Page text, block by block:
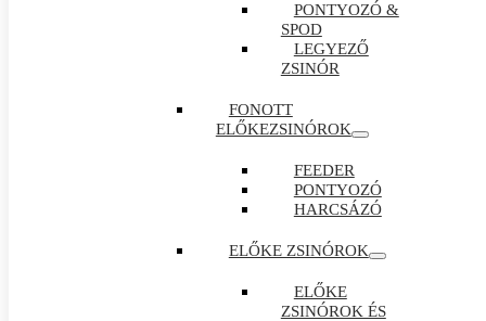
PONTYOZÓ &
SPOD
LEGYEZŐ
ZSINÓR
FONOTT
ELŐKEZSINÓROK
FEEDER
PONTYOZÓ
HARCSÁZÓ
ELŐKE ZSINÓROK
ELŐKE
ZSINÓROK ÉS